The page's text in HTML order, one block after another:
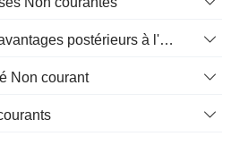
Pensions et autres avantages postérieurs à l'emploi
Non courant